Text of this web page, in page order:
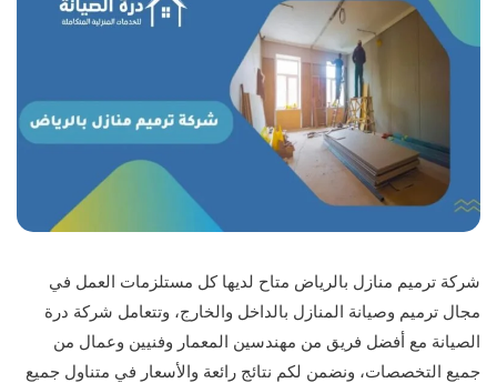
شركة ترميم منازل بالرياض متاح لديها كل مستلزمات العمل في
مجال ترميم وصيانة المنازل بالداخل والخارج، وتتعامل شركة درة
الصيانة مع أفضل فريق من مهندسين المعمار وفنيين وعمال من
جميع التخصصات، ونضمن لكم نتائج رائعة والأسعار في متناول جميع